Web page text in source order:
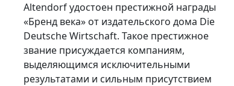
Altendorf удостоен престижной награды
«Бренд века» от издательского дома Die
Deutsche Wirtschaft. Такое престижное
звание присуждается компаниям,
выделяющимся исключительными
результатами и сильным присутствием